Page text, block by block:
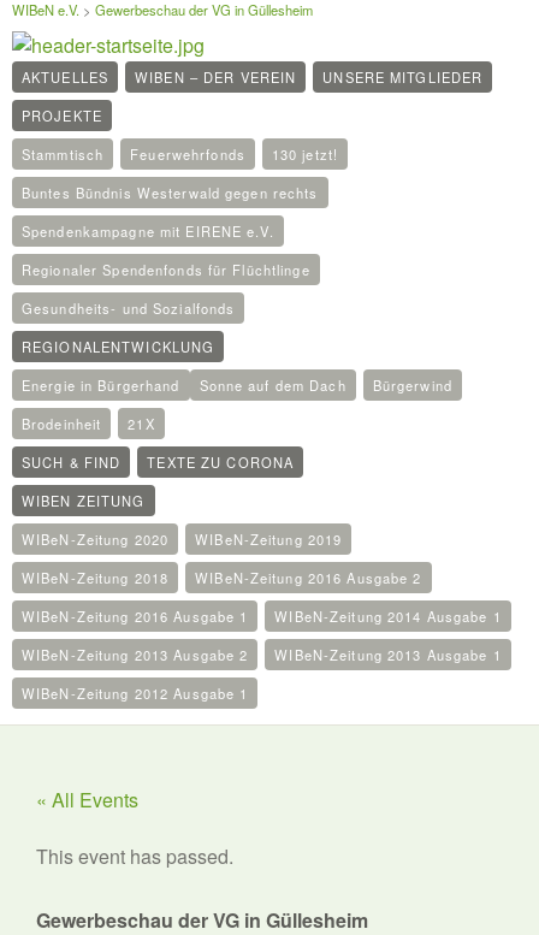
WIBeN e.V. > Gewerbeschau der VG in Güllesheim
AKTUELLES WIBEN – DER VEREIN
UNSERE MITGLIEDER
PROJEKTE
Stammtisch
Feuerwehrfonds
130 jetzt!
Buntes Bündnis Westerwald gegen rechts
Spendenkampagne mit EIRENE e.V.
Regionaler Spendenfonds für Flüchtlinge
Gesundheits- und Sozialfonds
REGIONALENTWICKLUNG
Energie in Bürgerhand
Sonne auf dem Dach
Bürgerwind
Brodeinheit
21X
SUCH & FIND
TEXTE ZU CORONA
WIBEN ZEITUNG
WIBeN-Zeitung 2020
WIBeN-Zeitung 2019
WIBeN-Zeitung 2018
WIBeN-Zeitung 2016 Ausgabe 2
WIBeN-Zeitung 2016 Ausgabe 1
WIBeN-Zeitung 2014 Ausgabe 1
WIBeN-Zeitung 2013 Ausgabe 2
WIBeN-Zeitung 2013 Ausgabe 1
WIBeN-Zeitung 2012 Ausgabe 1
« All Events
This event has passed.
Gewerbeschau der VG in Güllesheim